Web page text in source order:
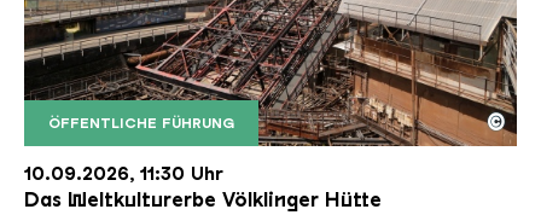
ÖFFENTLICHE FÜHRUNG
Der Erzschrägaufzug der Völklinger Hütte mit
Copyright: Weltkulturerbe Völklinger Hütte | Karl
©
10.09.2026, 11:30 Uhr
Das Weltkulturerbe Völklinger Hütte